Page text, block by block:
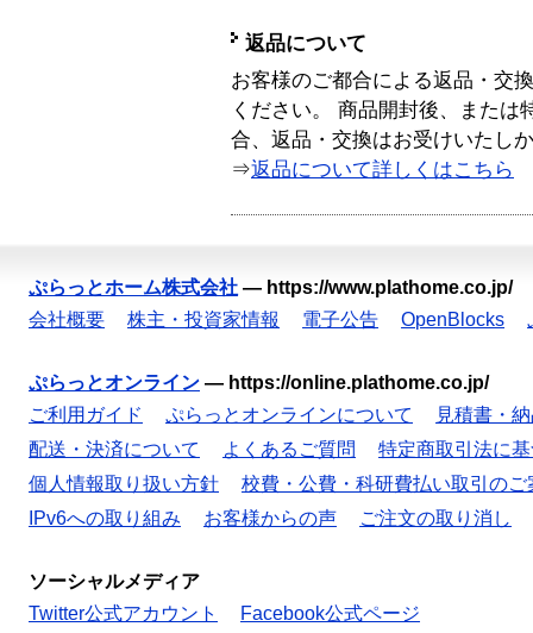
返品について
お客様のご都合による返品・交
ください。 商品開封後、または
合、返品・交換はお受けいたし
⇒返品について詳しくはこちら
ぷらっとホーム株式会社 — https://www.plathome.co.jp/
会社概要
株主・投資家情報 電子公告 OpenBlocks
ぷらっとオンライン — https://online.plathome.co.jp/
ご利用ガイド
ぷらっとオンラインについて
見積書・
配送・決済について
よくあるご質問
特定商取引法に
個人情報取り扱い方針
校費・公費・科研費払い取引のご
IPv6への取り組み
お客様からの声 ご注文の取り消し
ソーシャルメディア
Twitter公式アカウント
Facebook公式ページ